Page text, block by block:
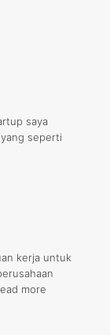
saya
seperti
kerja untuk
more